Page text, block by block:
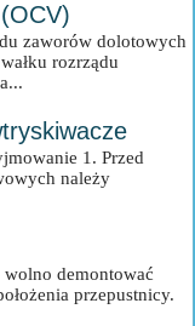
zaworów dolotowych
rozrządu
1. Przed
należy
demontować
przepustnicy.